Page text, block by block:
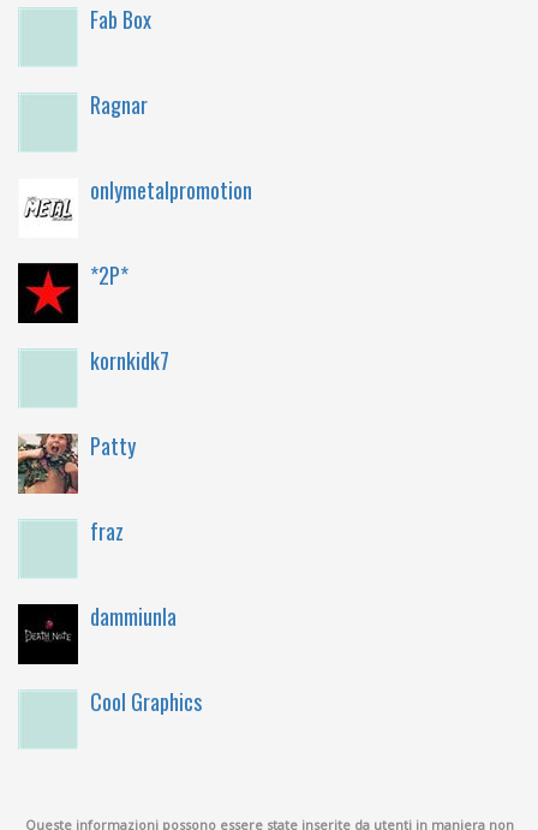
Fab Box
Ragnar
onlymetalpromotion
*2P*
kornkidk7
Patty
fraz
dammiunla
Cool Graphics
Queste informazioni possono essere state inserite da utenti in maniera non